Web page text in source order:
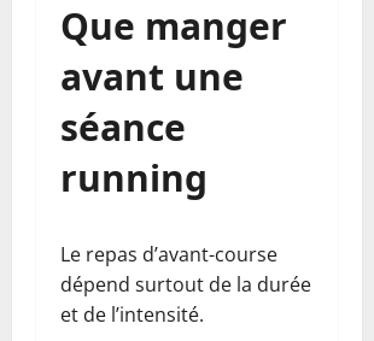
Que manger
avant une
séance
running
Le repas d’avant-course
dépend surtout de la durée
et de l’intensité.